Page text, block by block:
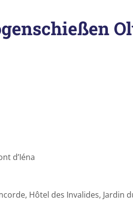
d’Iéna
Hôtel des Invalides, Jardin